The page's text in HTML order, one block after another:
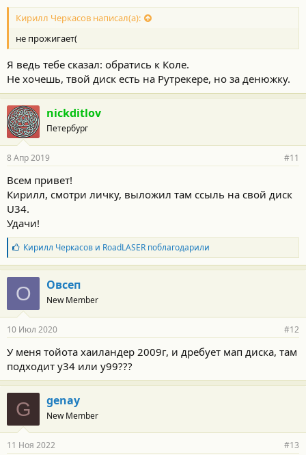
Кирилл Черкасов написал(а):
не прожигает(
Я ведь тебе сказал: обратись к Коле.
Не хочешь, твой диск есть на Рутрекере, но за денюжку.
nickditlov
Петербург
8 Апр 2019 #11
Всем привет!
Кирилл, смотри личку, выложил там ссыль на свой диск
U34.
Удачи!
Б
л
а
г
о
д
а
н
с
т
и
:
Кирилл Черкасови RoadLASERпоблагодарили
О Овсеп
New Member
10 Июл 2020 #12
У меня тойота хаиландер 2009г, и дребует мап диска, там
подходит у34 или у99???
G genay
New Member
11 Ноя 2022 #13